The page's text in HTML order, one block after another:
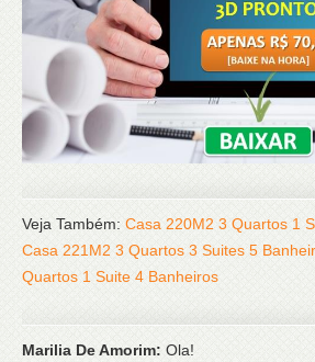
Veja Também: Casa 220M2 3 Quartos 1
Casa 221M2 3 Quartos 3 Suites 5
Quartos 1 Suite 4 Banheiros
Marilia De Amorim: Ola!